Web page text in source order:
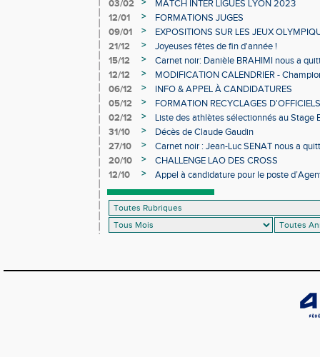
03/02
MATCH INTER LIGUES LYON 2023
12/01
>
FORMATIONS JUGES
09/01
>
EXPOSITIONS SUR LES JEUX
21/12
>
Joyeuses fêtes de fin d'année !
15/12
>
Carnet noir: Danièle BRAHIMI nous a
12/12
>
MODIFICATION CALENDRIER -
06/12
>
INFO & APPEL À CANDIDATURES
05/12
>
FORMATION RECYCLAGES D'OFFICIELS
02/12
>
Liste des athlètes sélectionnés au Stage
31/10
>
Décès de Claude Gaudin
27/10
>
Carnet noir : Jean-Luc SENAT nous a
20/10
>
CHALLENGE LAO DES CROSS
12/10
>
Appel à candidature pour le poste